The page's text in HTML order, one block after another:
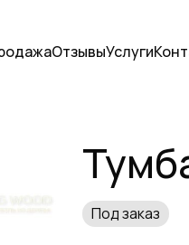
ОтзывыУслуги
Под заказ